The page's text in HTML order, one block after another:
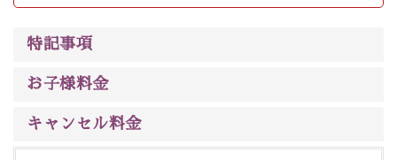
特記事項
お子様料金
キャンセル料金